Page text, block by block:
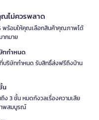
ไม่ควรพลาด
พร้อมให้คุณเลือกสินค้าคุณภาพได้
กมาย
ทกำหนด
บริษัทกำหนด รับสิทธิ์ส่งฟรีถึงบ้าน
น
ง 3 ชั้น หมดกังวลเรื่องความเสีย
าพสมบูรณ์